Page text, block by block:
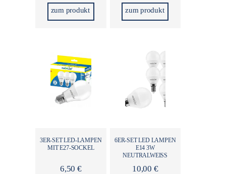
zum produkt zum produkt
3ER-SET LED-LAMPEN
MIT E27-SOCKEL
6,50 €
6ER-SET LED LAMPEN
E14 3W
NEUTRALWEISS
10,00 €